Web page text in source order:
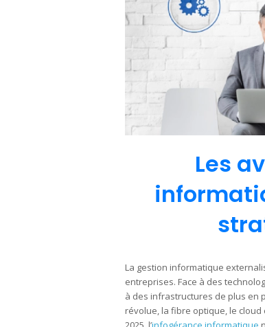
Les
La gestion informatique
entreprises. Face à des
à des infrastructures de plus en
révolue, la fibre optique, le